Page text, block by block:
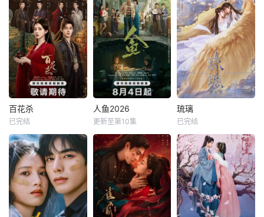
百花杀
已完结
人鱼2026
更新至第10集
琉璃
已完结